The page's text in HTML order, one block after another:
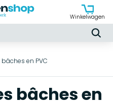
Winkelwagen
en PVC
bâches en